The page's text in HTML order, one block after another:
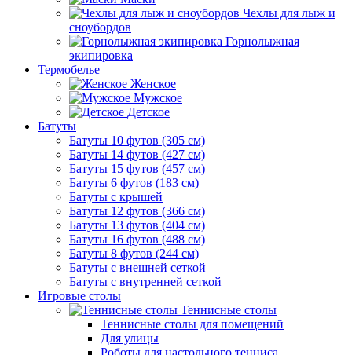
Чехлы для лыж и
сноубордов
Горнолыжная
экипировка
Термобелье
Женское
Мужское
Детское
Батуты
Батуты 10 футов (305 см)
Батуты 14 футов (427 см)
Батуты 15 футов (457 см)
Батуты 6 футов (183 см)
Батуты с крышей
Батуты 12 футов (366 см)
Батуты 13 футов (404 см)
Батуты 16 футов (488 см)
Батуты 8 футов (244 см)
Батуты с внешней сеткой
Батуты с внутренней сеткой
Игровые столы
Теннисные столы
Теннисные столы для помещений
Для улицы
Роботы для настольного тенниса